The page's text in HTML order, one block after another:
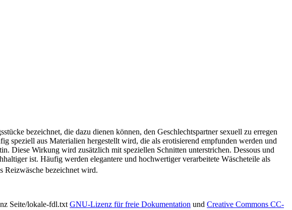
bezeichnet, die dazu dienen können, den Geschlechtspartner sexuell zu erregen
speziell aus Materialien hergestellt wird, die als erotisierend empfunden werden und
Diese Wirkung wird zusätzlich mit speziellen Schnitten unterstrichen. Dessous und
ist. Häufig werden elegantere und hochwertiger verarbeitete Wäscheteile als
Reizwäsche bezeichnet wird.
Seite/lokale-fdl.txtGNU-Lizenz für freie Dokumentation und Creative Commons CC-